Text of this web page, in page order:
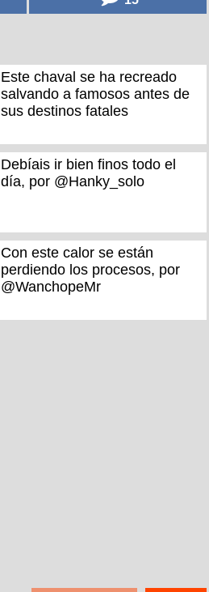
Este chaval se ha recreado
salvando a famosos antes de
sus destinos fatales
Debíais ir bien finos todo el
día, por @Hanky_solo
Con este calor se están
perdiendo los procesos, por
@WanchopeMr